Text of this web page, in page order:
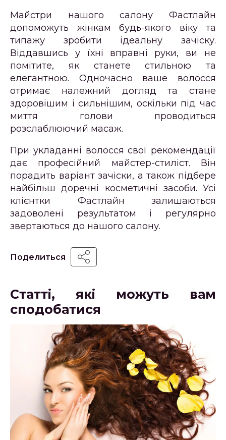
Майстри нашого салону Фастлайн
допоможуть жінкам будь-якого віку та
типажу зробити ідеальну зачіску.
Віддавшись у їхні вправні руки, ви не
помітите, як станете стильною та
елегантною. Одночасно ваше волосся
отримає належний догляд та стане
здоровішим і сильнішим, оскільки під час
миття голови проводиться
розслаблюючий масаж.
При укладанні волосся свої рекомендації
дає професійний майстер-стиліст. Він
порадить варіант зачіски, а також підбере
найбільш доречні косметичні засоби. Усі
клієнтки Фастлайн залишаються
задоволені результатом і регулярно
звертаються до нашого салону.
Поделиться
Статті, які можуть вам
сподобатися